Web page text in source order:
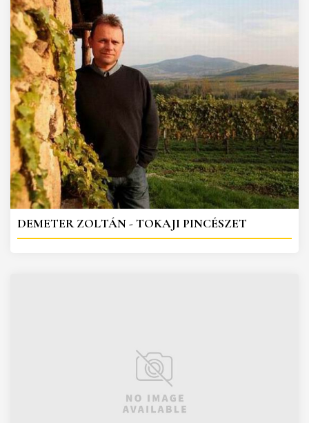
DEMETER ZOLTÁN - TOKAJI PINCÉSZET